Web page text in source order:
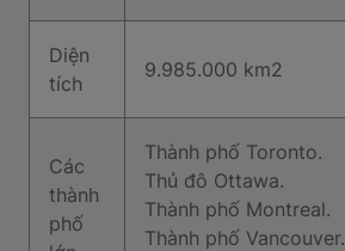
Diện
tích
9.985.000 km2
Các
thành
phố
Thành phố Toronto.
Thủ đô Ottawa.
Thành phố Montreal.
Thành phố Vancouver.